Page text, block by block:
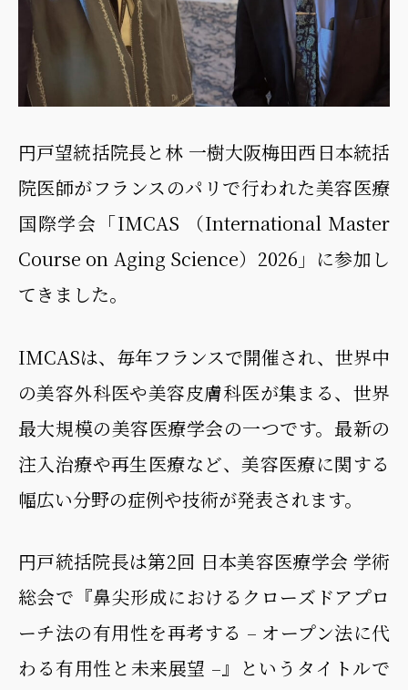
円戸望統括院長と林 一樹大阪梅田西日本統括
院医師がフランスのパリで行われた美容医療
国際学会「IMCAS （International Master
Course on Aging Science）2026」に参加し
てきました。
IMCASは、毎年フランスで開催され、世界中
の美容外科医や美容皮膚科医が集まる、世界
最大規模の美容医療学会の一つです。最新の
注入治療や再生医療など、美容医療に関する
幅広い分野の症例や技術が発表されます。
円戸統括院長は第2回 日本美容医療学会 学術
総会で『鼻尖形成におけるクローズドアプロ
ーチ法の有用性を再考する – オープン法に代
わる有用性と未来展望 –』というタイトルで